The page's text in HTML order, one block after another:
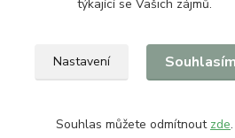
týkající se Vašich zájmů.
Nastavení Souhlasím
Souhlas můžete odmítnout zde.